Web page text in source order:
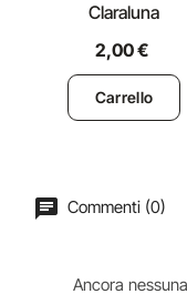
Claraluna
2,00 €
Carrello
Commenti (0)
Ancora